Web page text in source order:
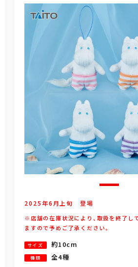
2025年6 月 上旬 登場
※店舗の在庫状況により、取扱を終了し
ますので予めご了承ください。
サイズ 約10cm
種類 全4種